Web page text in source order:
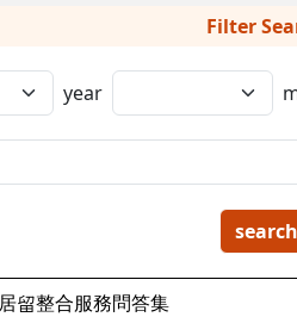
Filter
year
search
留整合服務問答集